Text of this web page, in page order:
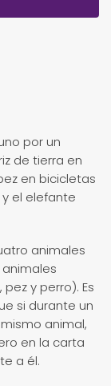
por un
de tierra en
en bicicletas
el elefante
animales
y perro). Es
si durante un
animal,
en la carta
a él.